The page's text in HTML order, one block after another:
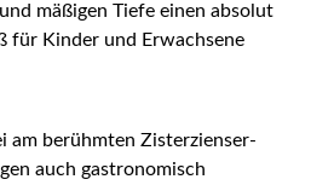
mäßigen Tiefe einen absolut
für Kinder und Erwachsene
am berühmten Zisterzienser-
auch gastronomisch